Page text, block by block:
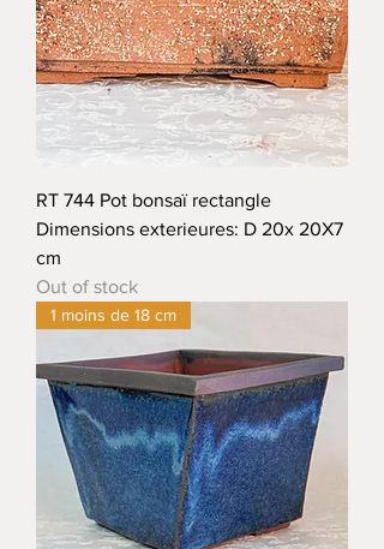
RT 744 Pot bonsaï rectangle
Dimensions exterieures: D 20x 20X7
cm
Out of stock
1 moins de 18 cm